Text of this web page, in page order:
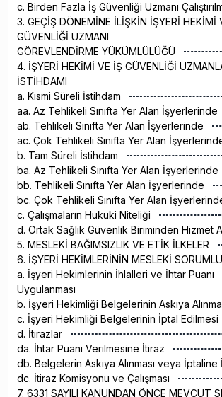
c. Birden Fazla İş Güvenliği Uzmanı
3. GEÇİŞ DÖNEMİNE İLİŞKİN İŞYERİ HEKİMİ
GÜVENLİĞİ UZMANI
GÖREVLENDİRME YÜKÜMLÜLÜĞÜ
4. İŞYERİ HEKİMİ VE İŞ GÜVENLİĞİ
İSTİHDAMI
a. Kısmi Süreli İstihdam
aa. Az Tehlikeli Sınıfta Yer Alan İşyerlerinde
ab. Tehlikeli Sınıfta Yer Alan İşyerlerinde
ac. Çok Tehlikeli Sınıfta Yer Alan
b. Tam Süreli İstihdam
ba. Az Tehlikeli Sınıfta Yer Alan İşyerlerinde
bb. Tehlikeli Sınıfta Yer Alan İşyerlerinde
bc. Çok Tehlikeli Sınıfta Yer Alan
c. Çalışmaların Hukuki Niteliği
d. Ortak Sağlık Güvenlik Biriminden Hizmet
5. MESLEKİ BAĞIMSIZLIK VE ETİK İLKELER
6. İŞYERİ HEKİMLERİNİN MESLEKİ
a. İşyeri Hekimlerinin İhlalleri ve İhtar Puanı
Uygulanması
b. İşyeri Hekimliği Belgelerinin Askıya
c. İşyeri Hekimliği Belgelerinin İptal Edilmesi
d. İtirazlar
da. İhtar Puanı Verilmesine İtiraz
db. Belgelerin Askıya Alınması veya İptaline
dc. İtiraz Komisyonu ve Çalışması
7. 6331 SAYILI KANUNDAN ÖNCE MEVCUT